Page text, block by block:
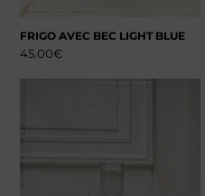
FRIGO AVEC BEC LIGHT BLUE
45.00€